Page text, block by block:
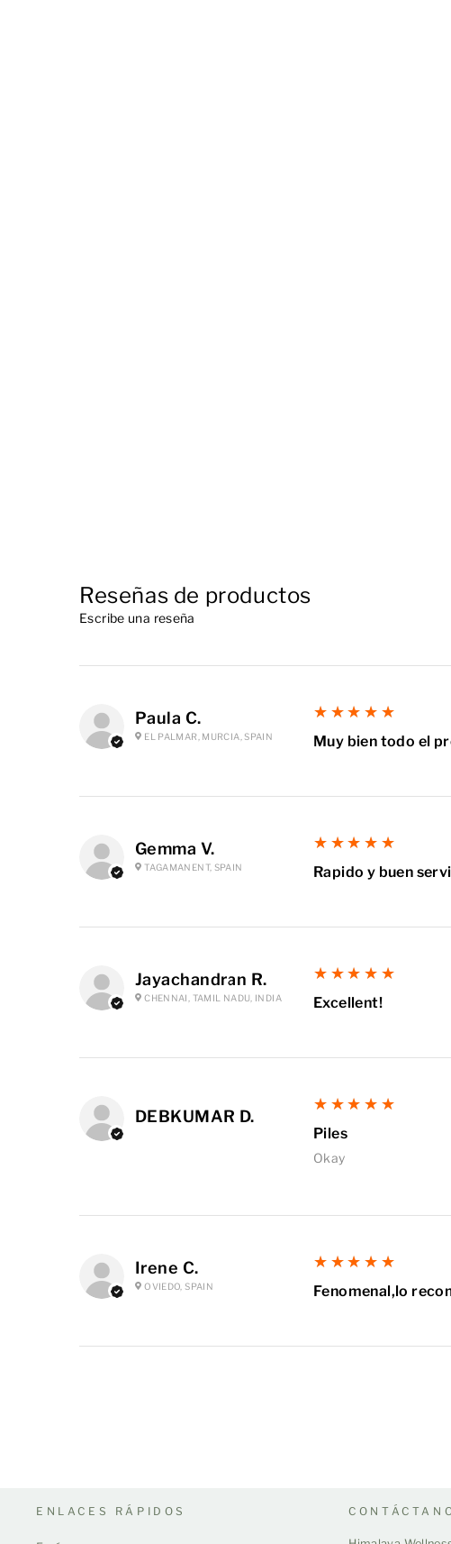
Reseñas de productos
Escribe una reseña
Paula C.
EL PALMAR, MURCIA, SPAIN
5
★★★★★
Muy bien todo el
Gemma V.
TAGAMANENT, SPAIN
5
★★★★★
Rapido y buen
Jayachandran R.
CHENNAI, TAMIL NADU, INDIA
5
★★★★★
Excellent!
DEBKUMAR D.
5
★★★★★
Piles
Okay
Irene C.
OVIEDO, SPAIN
5
★★★★★
Fenomenal,lo
ENLACES RÁPIDOS